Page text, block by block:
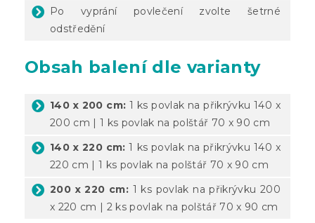
Po vyprání povlečení zvolte šetrné
odstředění
Obsah balení dle varianty
140 x 200 cm: 1 ks povlak na přikrývku 140 x
200 cm | 1 ks povlak na polštář 70 x 90 cm
140 x 220 cm: 1 ks povlak na přikrývku 140 x
220 cm | 1 ks povlak na polštář 70 x 90 cm
200 x 220 cm: 1 ks povlak na přikrývku 200
x 220 cm | 2 ks povlak na polštář 70 x 90 cm